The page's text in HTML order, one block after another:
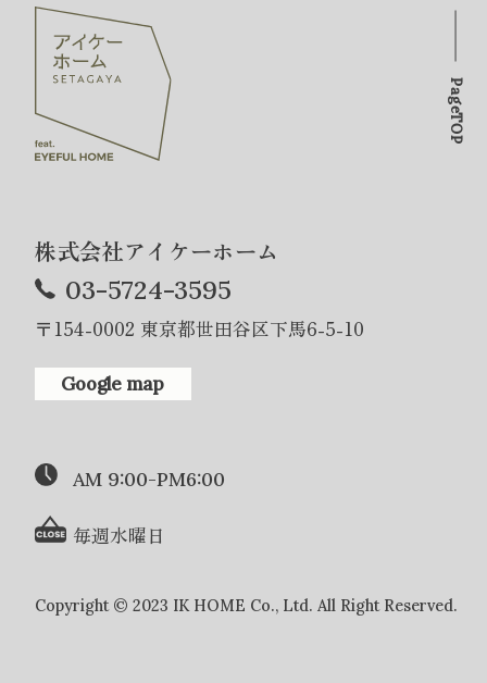
株式会社アイケーホーム
03-5724-3595
〒154-0002 東京都世田谷区下馬6-5-10
Google map
AM 9:00-PM6:00
毎週水曜日
Copyright © 2023 IK HOME Co., Ltd. All Right Reserved.
PageTOP